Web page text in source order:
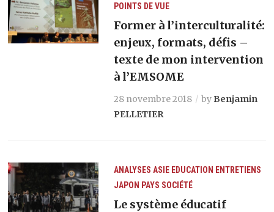
POINTS DE VUE
Former à l’interculturalité:
enjeux, formats, défis –
texte de mon intervention
à l’EMSOME
28 novembre 2018 by Benjamin
PELLETIER
ANALYSES ASIE EDUCATION ENTRETIENS
JAPON PAYS SOCIÉTÉ
Le système éducatif